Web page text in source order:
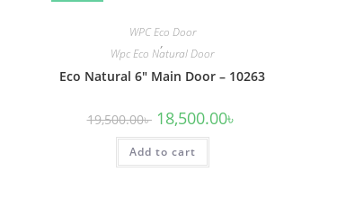
WPC Eco Door
,
Wpc Eco Natural Door
Eco Natural 6″ Main Door – 10263
19,500.00৳ Original
price
was:
19,500.00৳ .
18,500.00৳
Add to cart